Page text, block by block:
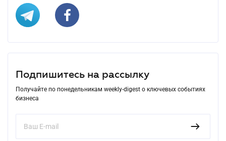
Подпишитесь на рассылку
Получайте по понедельникам weekly-digest о ключевых событиях
бизнеса